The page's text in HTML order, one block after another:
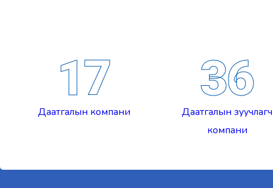
17
Даатгалын компани
36
Даатгалын зуучлагч
компани